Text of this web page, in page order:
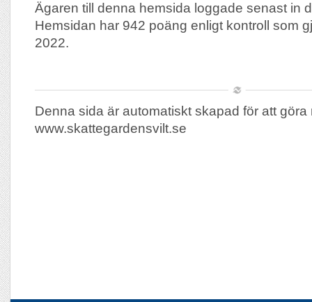
Ägaren till denna hemsida loggade senast in
Hemsidan har 942 poäng enligt kontroll som
2022.
Denna sida är automatiskt skapad för att göra
www.skattegardensvilt.se